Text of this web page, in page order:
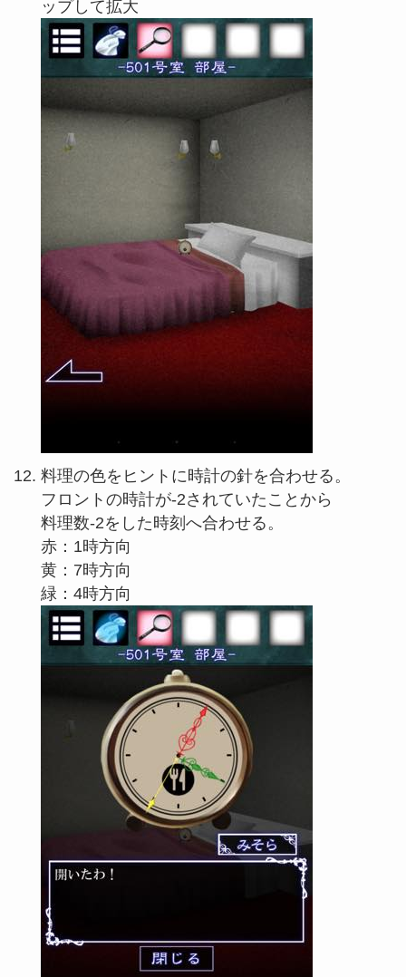
ップして拡大
料理の色をヒントに時計の針を合わせる。
フロントの時計が-2されていたことから
料理数-2をした時刻へ合わせる。
赤：1時方向
黄：7時方向
緑：4時方向